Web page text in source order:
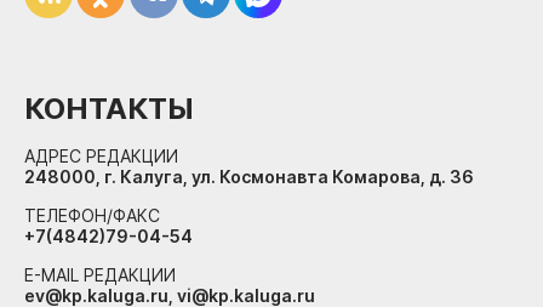
КОНТАКТЫ
АДРЕС РЕДАКЦИИ
248000, г. Калуга, ул. Космонавта Комарова, д. 36
ТЕЛЕФОН/ФАКС
+7(4842)79-04-54
E-MAIL РЕДАКЦИИ
ev@kp.kaluga.ru, vi@kp.kaluga.ru